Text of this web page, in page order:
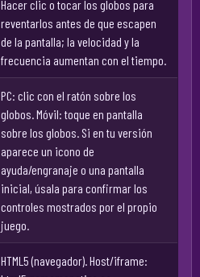
Hacer clic o tocar los globos para
reventarlos antes de que escapen
de la pantalla; la velocidad y la
frecuencia aumentan con el tiempo.
PC: clic con el ratón sobre los
globos. Móvil: toque en pantalla
sobre los globos. Si en tu versión
aparece un icono de
ayuda/engranaje o una pantalla
inicial, úsala para confirmar los
controles mostrados por el propio
juego.
HTML5 (navegador). Host/iframe: